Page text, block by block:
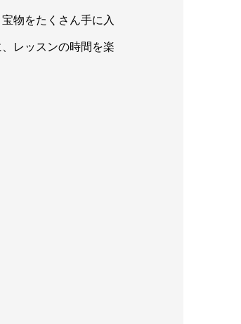
物をたくさん手に入
レッスンの時間を楽